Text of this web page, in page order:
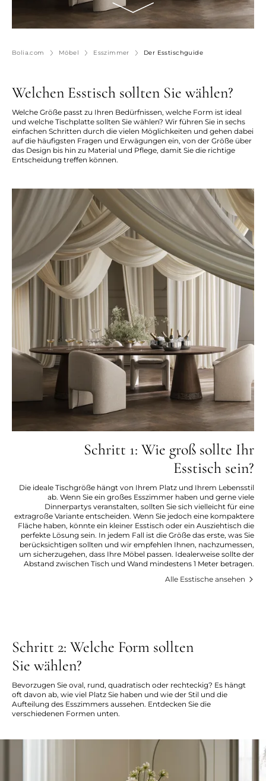
Bolia.com Möbel Esszimmer Der Esstischguide
Welchen Esstisch sollten Sie wählen?
Welche Größe passt zu Ihren Bedürfnissen, welche Form ist ideal
und welche Tischplatte sollten Sie wählen? Wir führen Sie in sechs
einfachen Schritten durch die vielen Möglichkeiten und gehen dabei
auf die häufigsten Fragen und Erwägungen ein, von der Größe über
das Design bis hin zu Material und Pflege, damit Sie die richtige
Entscheidung treffen können.
Schritt 1: Wie groß sollte Ihr
Esstisch sein?
Die ideale Tischgröße hängt von Ihrem Platz und Ihrem Lebensstil
ab. Wenn Sie ein großes Esszimmer haben und gerne viele
Dinnerpartys veranstalten, sollten Sie sich vielleicht für eine
extragroße Variante entscheiden. Wenn Sie jedoch eine kompaktere
Fläche haben, könnte ein kleiner Esstisch oder ein Ausziehtisch die
perfekte Lösung sein. In jedem Fall ist die Größe das erste, was Sie
berücksichtigen sollten und wir empfehlen Ihnen, nachzumessen,
um sicherzugehen, dass Ihre Möbel passen. Idealerweise sollte der
Abstand zwischen Tisch und Wand mindestens 1 Meter betragen.
Alle Esstische ansehen
Schritt 2: Welche Form sollten
Sie wählen?
Bevorzugen Sie oval, rund, quadratisch oder rechteckig? Es hängt
oft davon ab, wie viel Platz Sie haben und wie der Stil und die
Aufteilung des Esszimmers aussehen. Entdecken Sie die
verschiedenen Formen unten.